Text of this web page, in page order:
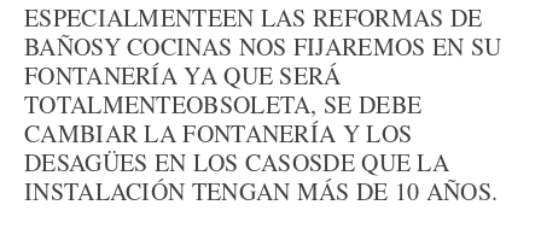
ESPECIALMENTEEN LAS REFORMAS DE
BAÑOSY COCINAS NOS FIJAREMOS EN SU
FONTANERÍA YA QUE SERÁ
TOTALMENTEOBSOLETA, SE DEBE
CAMBIAR LA FONTANERÍA Y LOS
DESAGÜES EN LOS CASOSDE QUE LA
INSTALACIÓN TENGAN MÁS DE 10 AÑOS.